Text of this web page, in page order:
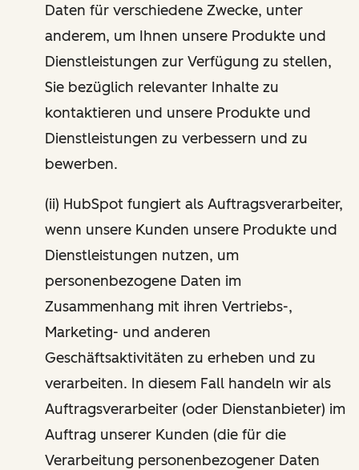
Daten für verschiedene Zwecke, unter
anderem, um Ihnen unsere Produkte und
Dienstleistungen zur Verfügung zu stellen,
Sie bezüglich relevanter Inhalte zu
kontaktieren und unsere Produkte und
Dienstleistungen zu verbessern und zu
bewerben.
(ii) HubSpot fungiert als Auftragsverarbeiter,
wenn unsere Kunden unsere Produkte und
Dienstleistungen nutzen, um
personenbezogene Daten im
Zusammenhang mit ihren Vertriebs-,
Marketing- und anderen
Geschäftsaktivitäten zu erheben und zu
verarbeiten. In diesem Fall handeln wir als
Auftragsverarbeiter (oder Dienstanbieter) im
Auftrag unserer Kunden (die für die
Verarbeitung personenbezogener Daten